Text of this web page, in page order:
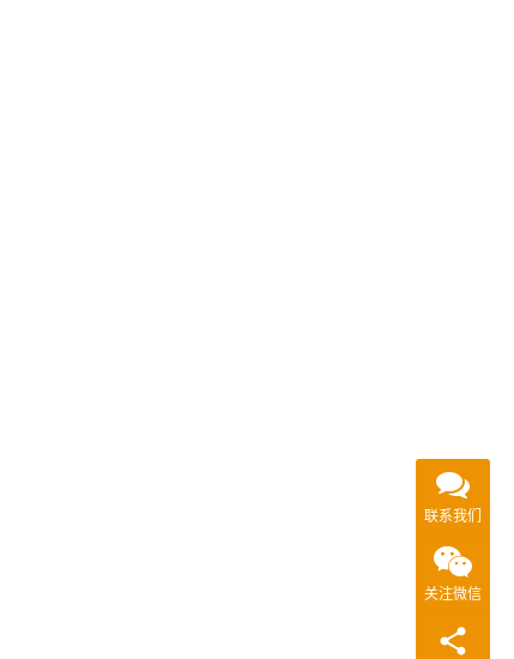
联系我们
关注微信